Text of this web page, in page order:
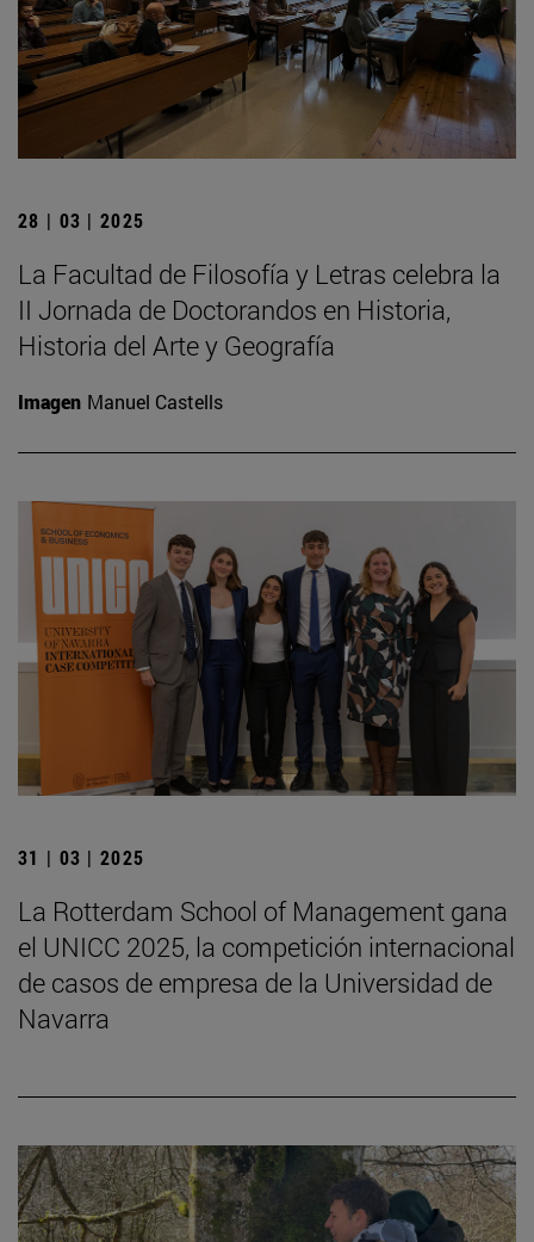
28 | 03 | 2025
La Facultad de Filosofía y Letras celebra la
II Jornada de Doctorandos en Historia,
Historia del Arte y Geografía
Imagen Manuel Castells
31 | 03 | 2025
La Rotterdam School of Management gana
el UNICC 2025, la competición internacional
de casos de empresa de la Universidad de
Navarra